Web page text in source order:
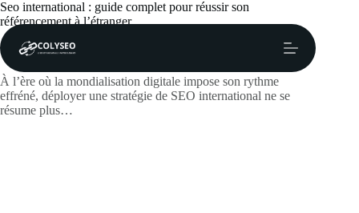
Passer
au
contenu
Seo international : guide complet pour réussir son
référencement à l’étranger
lawtf
À l’ère où la mondialisation digitale impose son rythme
effréné, déployer une stratégie de SEO international ne se
résume plus…